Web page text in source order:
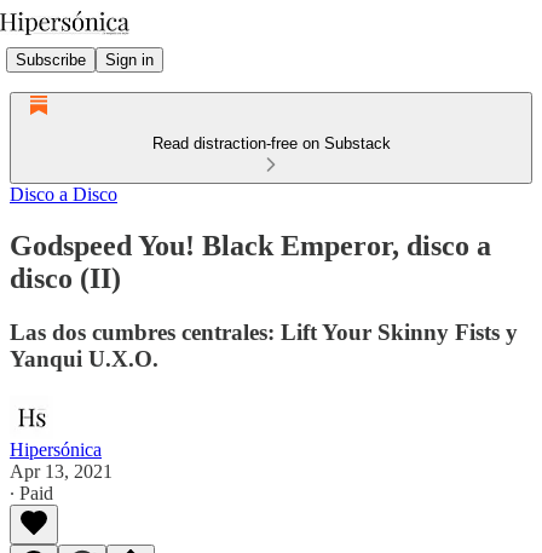
Subscribe Sign in
Read distraction-free on Substack
Disco a Disco
Godspeed You! Black Emperor, disco a
disco (II)
Las dos cumbres centrales: Lift Your Skinny Fists y
Yanqui U.X.O.
Hipersónica
Apr 13, 2021
∙ Paid